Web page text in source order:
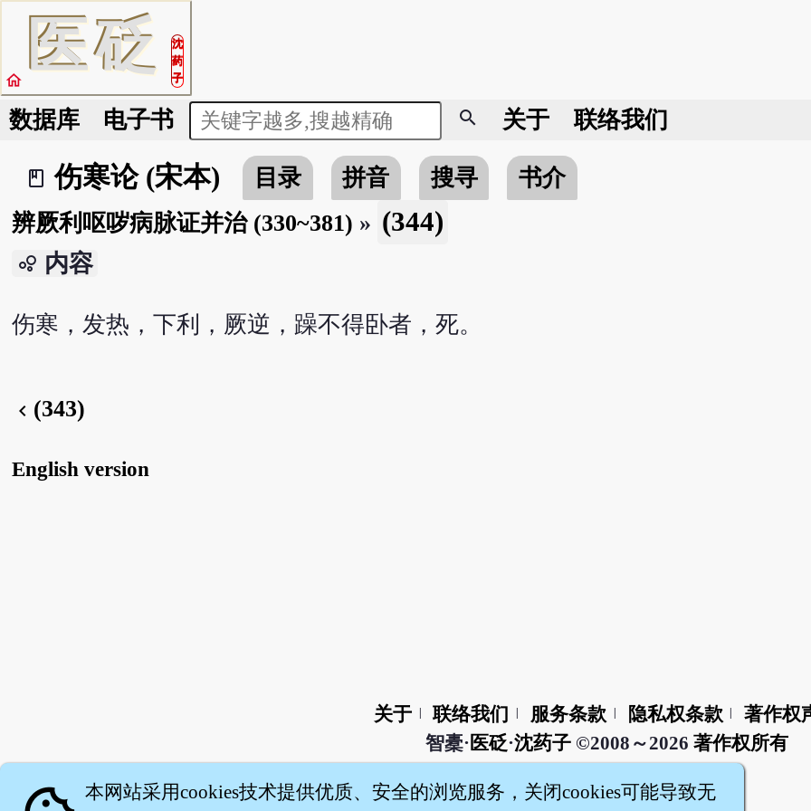
医砭
沈
药
子
home
数据库 电子书 search 关于 联络我们
book_2
伤寒论 (宋本) 目录 拼音 搜寻
书介
辨厥利呕哕病脉证并治 (330~381) » (344)
bubble_chart 内容
伤寒，发热，下利，厥逆，躁不得卧者，死。
chevron_left (343)
English version
关于 联络我们 服务条款 隐私权条款
著作权
智橐· 医砭·沈药子©2008～2026 著作权所有
本网站采用cookies技术提供优质、安全的浏览服务，关闭cookies可能导致无